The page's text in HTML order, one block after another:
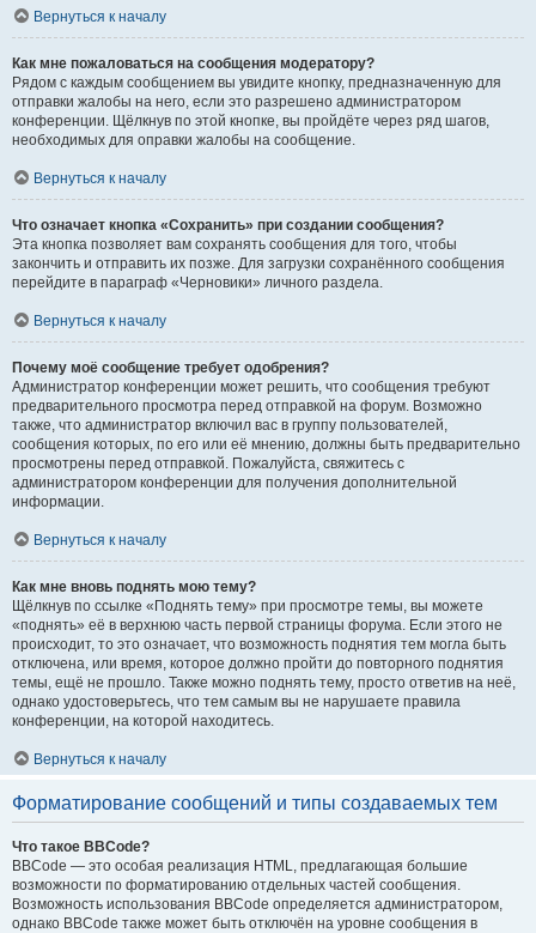
Вернуться к началу
Как мне пожаловаться на сообщения модератору?
Рядом с каждым сообщением вы увидите кнопку, предназначенную для
отправки жалобы на него, если это разрешено администратором
конференции. Щёлкнув по этой кнопке, вы пройдёте через ряд шагов,
необходимых для оправки жалобы на сообщение.
Вернуться к началу
Что означает кнопка «Сохранить» при создании сообщения?
Эта кнопка позволяет вам сохранять сообщения для того, чтобы
закончить и отправить их позже. Для загрузки сохранённого сообщения
перейдите в параграф «Черновики» личного раздела.
Вернуться к началу
Почему моё сообщение требует одобрения?
Администратор конференции может решить, что сообщения требуют
предварительного просмотра перед отправкой на форум. Возможно
также, что администратор включил вас в группу пользователей,
сообщения которых, по его или её мнению, должны быть предварительно
просмотрены перед отправкой. Пожалуйста, свяжитесь с
администратором конференции для получения дополнительной
информации.
Вернуться к началу
Как мне вновь поднять мою тему?
Щёлкнув по ссылке «Поднять тему» при просмотре темы, вы можете
«поднять» её в верхнюю часть первой страницы форума. Если этого не
происходит, то это означает, что возможность поднятия тем могла быть
отключена, или время, которое должно пройти до повторного поднятия
темы, ещё не прошло. Также можно поднять тему, просто ответив на неё,
однако удостоверьтесь, что тем самым вы не нарушаете правила
конференции, на которой находитесь.
Вернуться к началу
Форматирование сообщений и типы создаваемых тем
Что такое BBCode?
BBCode — это особая реализация HTML, предлагающая большие
возможности по форматированию отдельных частей сообщения.
Возможность использования BBCode определяется администратором,
однако BBCode также может быть отключён на уровне сообщения в